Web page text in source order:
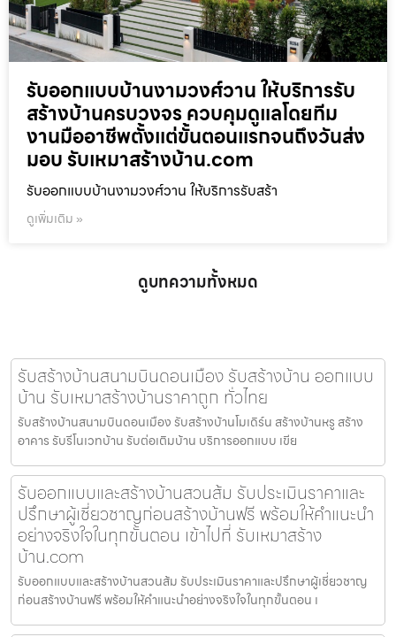
รับออกแบบบ้านงามวงศ์วาน ให้บริการรับ
สร้างบ้านครบวงจร ควบคุมดูแลโดยทีม
งานมืออาชีพตั้งแต่ขั้นตอนแรกจนถึงวันส่ง
มอบ รับเหมาสร้างบ้าน.com
รับออกแบบบ้านงามวงศ์วาน ให้บริการรับสร้า
ดูเพิ่มเติม »
ดูบทความทั้งหมด
รับสร้างบ้านสนามบินดอนเมือง รับสร้างบ้าน ออกแบบ
บ้าน รับเหมาสร้างบ้านราคาถูก ทั่วไทย
รับสร้างบ้านสนามบินดอนเมือง รับสร้างบ้านโมเดิร์น สร้างบ้านหรู สร้าง
อาคาร รับรีโนเวทบ้าน รับต่อเติมบ้าน บริการออกแบบ เขีย
รับออกแบบและสร้างบ้านสวนส้ม รับประเมินราคาและ
ปรึกษาผู้เชี่ยวชาญก่อนสร้างบ้านฟรี พร้อมให้คำแนะนำ
อย่างจริงใจในทุกขั้นตอน เข้าไปที่ รับเหมาสร้าง
บ้าน.com
รับออกแบบและสร้างบ้านสวนส้ม รับประเมินราคาและปรึกษาผู้เชี่ยวชาญ
ก่อนสร้างบ้านฟรี พร้อมให้คำแนะนำอย่างจริงใจในทุกขั้นตอน เ